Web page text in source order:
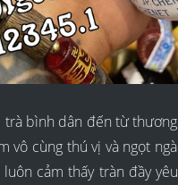
bình dân đến từ thương
vô cùng thú vị và ngọt
luôn cảm thấy tràn đầy